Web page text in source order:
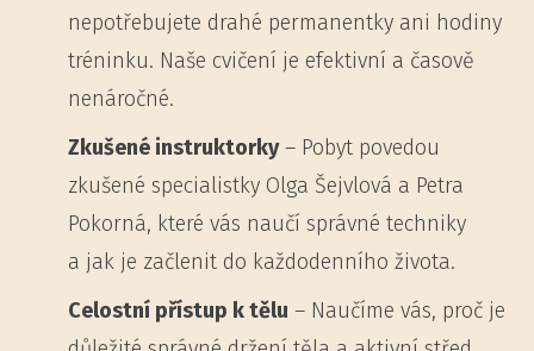
nepotřebujete drahé permanentky ani hodiny
tréninku. Naše cvičení je efektivní a časově
nenáročné.
Zkušené instruktorky– Pobyt povedou
zkušené specialistky Olga Šejvlová a Petra
Pokorná, které vás naučí správné techniky
a jak je začlenit do každodenního života.
Celostní přístup k tělu – Naučíme vás, proč je